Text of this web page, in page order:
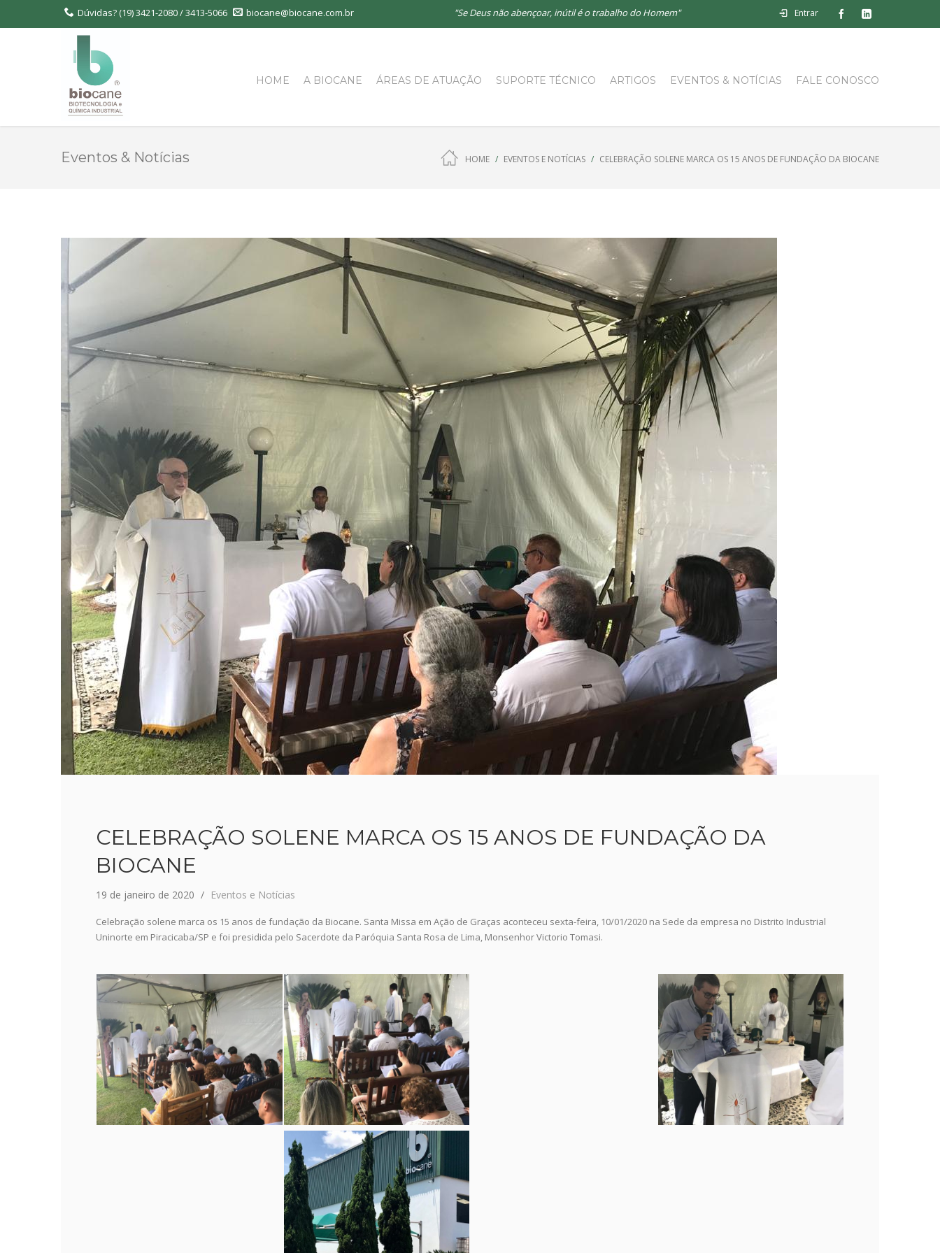
Dúvidas? (19) 3421-2080 / 3413-5066 biocane@biocane.com.br "Se Deus não abençoar, inútil é o trabalho do Homem" Entrar
HOME A BIOCANE ÁREAS DE ATUAÇÃO SUPORTE TÉCNICO ARTIGOS EVENTOS & NOTÍCIAS FALE CONOSCO
Eventos & Notícias HOME EVENTOS E NOTÍCIAS CELEBRAÇÃO SOLENE MARCA OS 15 ANOS DE FUNDAÇÃO DA BIOCANE
CELEBRAÇÃO SOLENE MARCA OS 15 ANOS DE FUNDAÇÃO DA
BIOCANE
19 de janeiro de 2020 Eventos e Notícias
Celebração solene marca os 15 anos de fundação da Biocane. Santa Missa em Ação de Graças aconteceu sexta-feira, 10/01/2020 na Sede da empresa no Distrito Industrial
Uninorte em Piracicaba/SP e foi presidida pelo Sacerdote da Paróquia Santa Rosa de Lima, Monsenhor Victorio Tomasi.